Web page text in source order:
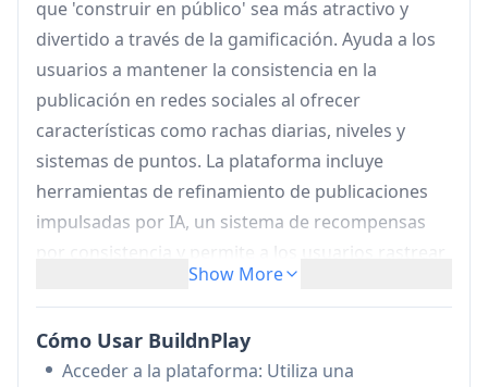
que 'construir en público' sea más atractivo y
divertido a través de la gamificación. Ayuda a los
usuarios a mantener la consistencia en la
publicación en redes sociales al ofrecer
características como rachas diarias, niveles y
sistemas de puntos. La plataforma incluye
herramientas de refinamiento de publicaciones
impulsadas por IA, un sistema de recompensas
su progreso de construcción mientras comparten
en plataformas como Twitter y LinkedIn.
Seguimiento de Progreso y Gamificación:
Rastrear el progreso diario, semanal y mensual
Show More
Cómo Usar BuildnPlay
Acceder a la plataforma: Utiliza una